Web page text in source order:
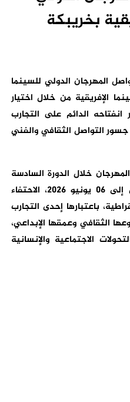
بخريبكة
المهرجان الدولي للسينما
الإفريقية من خلال اختيار
الدائم على التجارب
جسور التواصل الثقافي والفني
خلال الدورة السادسة
والعشرين، المنظمة من 30 ماي إلى 06 يونيو 2026، الاحتفاء
باعتبارها إحدى التجارب
الثقافي وعمقها الإبداعي،
الاجتماعية والإنسانية